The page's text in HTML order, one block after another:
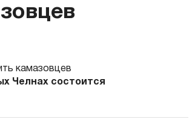
Челнах состоится